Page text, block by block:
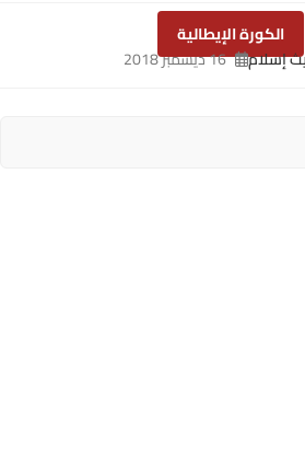
الكورة الإيطالية
16 ديسمبر 2018